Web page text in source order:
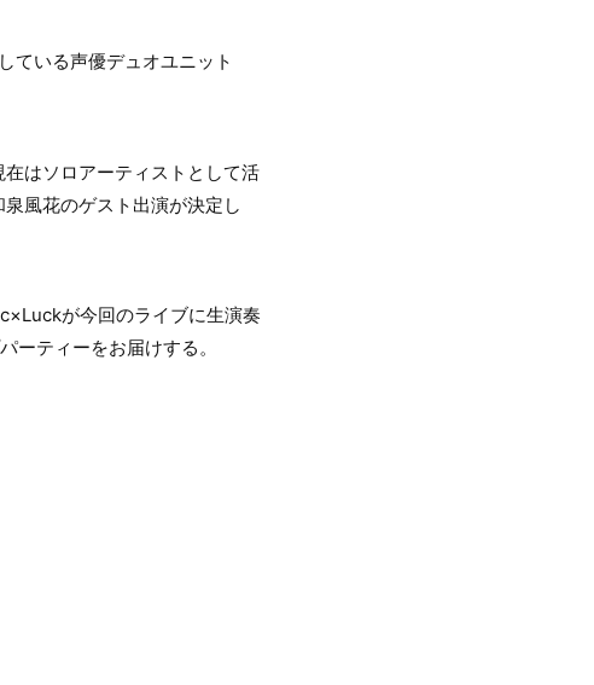
ている声優デュオユニット
はソロアーティストとして活
風花のゲスト出演が決定し
が今回のライブに生演奏
ーティーをお届けする。